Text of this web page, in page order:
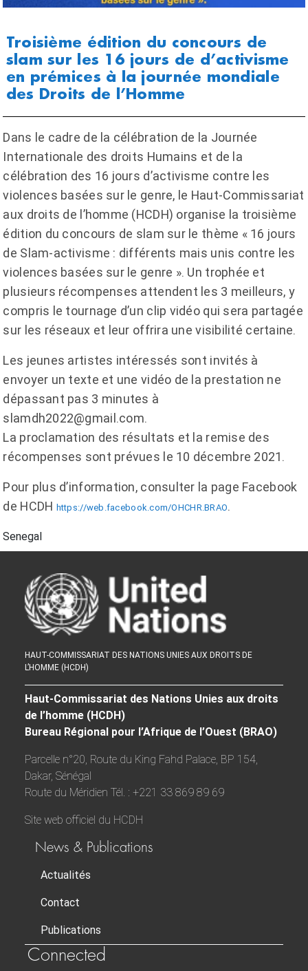
Troisième édition du concours de
slam sur les 16 jours de d’activisme
en prémices à la journée mondiale
des Droits de l’Homme
Dans le cadre de la célébration de la Journée
Internationale des droits Humains et de la
célébration des 16 jours d’activisme contre les
violences basées sur le genre, le Haut-Commissariat
aux droits de l’homme (HCDH) organise la troisième
édition du concours de slam sur le thème « 16 jours
de Slam-activisme : différents mais unis contre les
violences basées sur le genre ». Un trophée et
plusieurs récompenses attendent les 3 meilleurs, y
compris le tournage d’un clip vidéo qui sera partagée
sur les réseaux et leur offrira une visibilité certaine.
Les jeunes artistes intéressés sont invités à
envoyer un texte et une vidéo de la prestation ne
dépassant pas 3 minutes à
slamdh2022@gmail.com.
La proclamation des résultats et la remise des
récompenses sont prévues le 10 décembre 2021.
Pour plus d’information, consulter la page Facebook
de HCDH https://web.facebook.com/OHCHR.BRAO.
Senegal
HAUT-COMMISSARIAT DES NATIONS UNIES AUX DROITS DE
L’HOMME (HCDH)
Haut-Commissariat des Nations Unies aux droits
de l’homme (HCDH)
Bureau Régional pour l’Afrique de l’Ouest (BRAO)
Parcelle n°20, Route du King Fahd Palace, BP 154,
Dakar, Sénégal
Route du Méridien Tél. : +221 33 869 89 69
Site web officiel du HCDH
News & Publications
Actualités
Contact
Publications
Connected